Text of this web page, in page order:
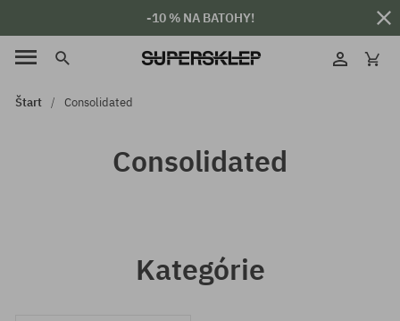
-10 % NA BATOHY!
Štart Consolidated
Consolidated
Kategórie